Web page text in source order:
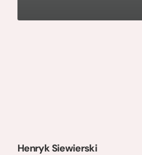
Henryk Siewierski